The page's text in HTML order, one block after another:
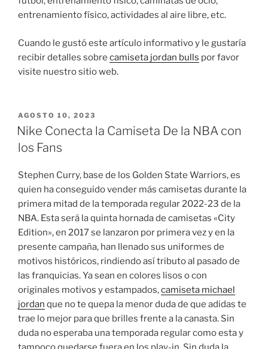
entrenamiento físico, actividades al aire libre, etc.
Cuando le gustó este artículo informativo y le gustaría
recibir detalles sobre camiseta jordan bulls por favor
visite nuestro sitio web.
PUBLICADO
EL
AGOSTO 10, 2023
Nike Conecta la Camiseta De la NBA con
los Fans
Stephen Curry, base de los Golden State Warriors, es
quien ha conseguido vender más camisetas durante la
primera mitad de la temporada regular 2022-23 de la
NBA. Esta será la quinta hornada de camisetas «City
Edition», en 2017 se lanzaron por primera vez y en la
presente campaña, han llenado sus uniformes de
motivos históricos, rindiendo así tributo al pasado de
las franquicias. Ya sean en colores lisos o con
originales motivos y estampados,camiseta michael
jordan que no te quepa la menor duda de que adidas te
trae lo mejor para que brilles frente a la canasta. Sin
duda no esperaba una temporada regular como esta y